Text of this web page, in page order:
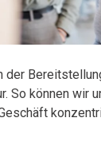
der
So können wir